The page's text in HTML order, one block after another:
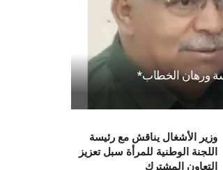
ورهان الخطاب*
وزير الأشغال يناقش مع رئيسة
اللجنة الوطنية للمرأة سبل تعزيز
التعاون المشترك